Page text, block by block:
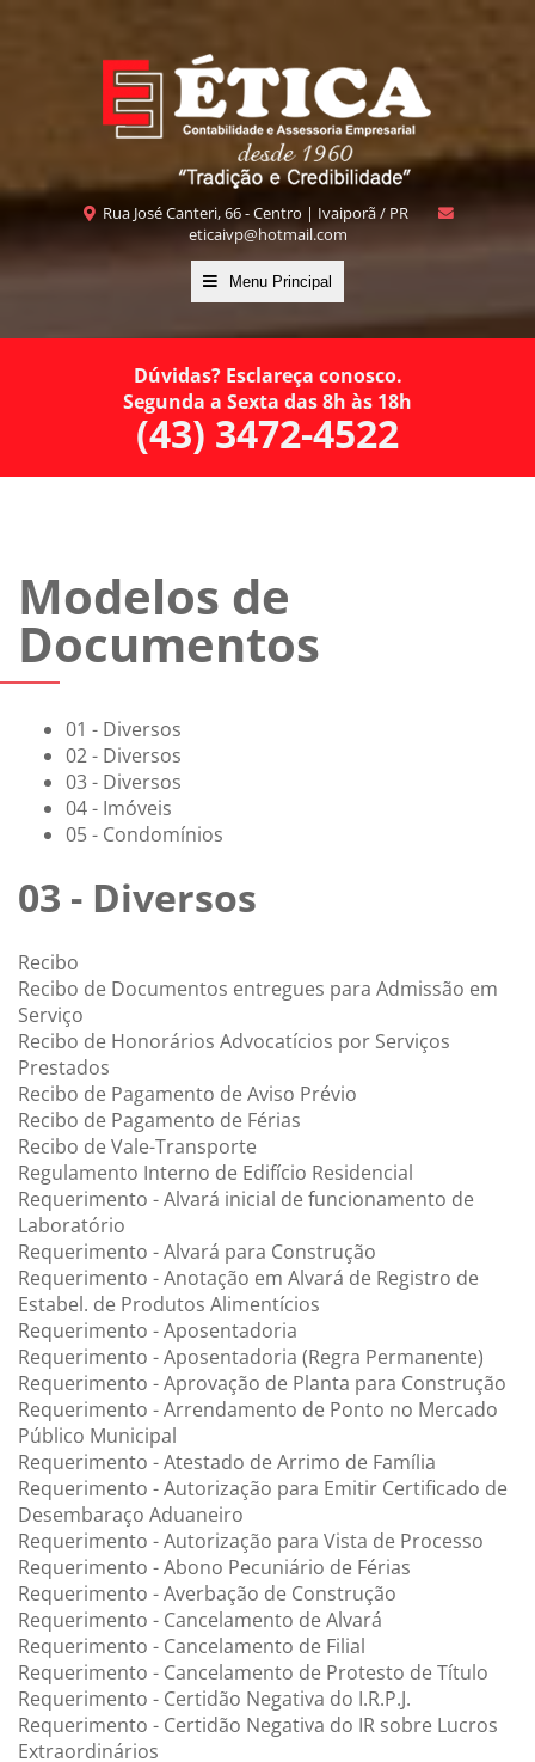
Rua José Canteri, 66 - Centro | Ivaiporã / PR
eticaivp@hotmail.com
Menu Principal
Dúvidas? Esclareça conosco.
Segunda a Sexta das 8h às 18h
(43) 3472-4522
Modelos de
Documentos
01 - Diversos
02 - Diversos
03 - Diversos
04 - Imóveis
05 - Condomínios
03 - Diversos
Recibo
Recibo de Documentos entregues para Admissão em
Serviço
Recibo de Honorários Advocatícios por Serviços
Prestados
Recibo de Pagamento de Aviso Prévio
Recibo de Pagamento de Férias
Recibo de Vale-Transporte
Regulamento Interno de Edifício Residencial
Requerimento - Alvará inicial de funcionamento de
Laboratório
Requerimento - Alvará para Construção
Requerimento - Anotação em Alvará de Registro de
Estabel. de Produtos Alimentícios
Requerimento - Aposentadoria
Requerimento - Aposentadoria (Regra Permanente)
Requerimento - Aprovação de Planta para Construção
Requerimento - Arrendamento de Ponto no Mercado
Público Municipal
Requerimento - Atestado de Arrimo de Família
Requerimento - Autorização para Emitir Certificado de
Desembaraço Aduaneiro
Requerimento - Autorização para Vista de Processo
Requerimento - Abono Pecuniário de Férias
Requerimento - Averbação de Construção
Requerimento - Cancelamento de Alvará
Requerimento - Cancelamento de Filial
Requerimento - Cancelamento de Protesto de Título
Requerimento - Certidão Negativa do I.R.P.J.
Requerimento - Certidão Negativa do IR sobre Lucros
Extraordinários